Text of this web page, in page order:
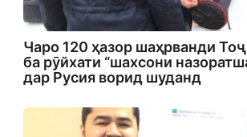
Чаро 120 ҳазор шаҳрванди
ба рӯйхати “шахсони
дар Русия ворид шуданд